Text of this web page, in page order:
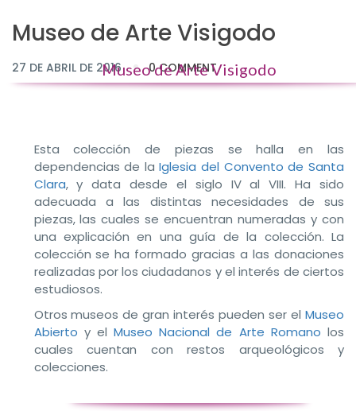
Museo de Arte Visigodo
27 DE ABRIL DE 2016 0 COMMENT
Museo de Arte Visigodo
Esta colección de piezas se halla en las
dependencias de laIglesia del Convento de Santa
Clara, y data desde el siglo IV al VIII. Ha sido
adecuada a las distintas necesidades de sus
piezas, las cuales se encuentran numeradas y con
una explicación en una guía de la colección. La
colección se ha formado gracias a las donaciones
realizadas por los ciudadanos y el interés de ciertos
estudiosos.
Otros museos de gran interés pueden ser el Museo
Abierto y elMuseo Nacional de Arte Romano los
cuales cuentan con restos arqueológicos y
colecciones.